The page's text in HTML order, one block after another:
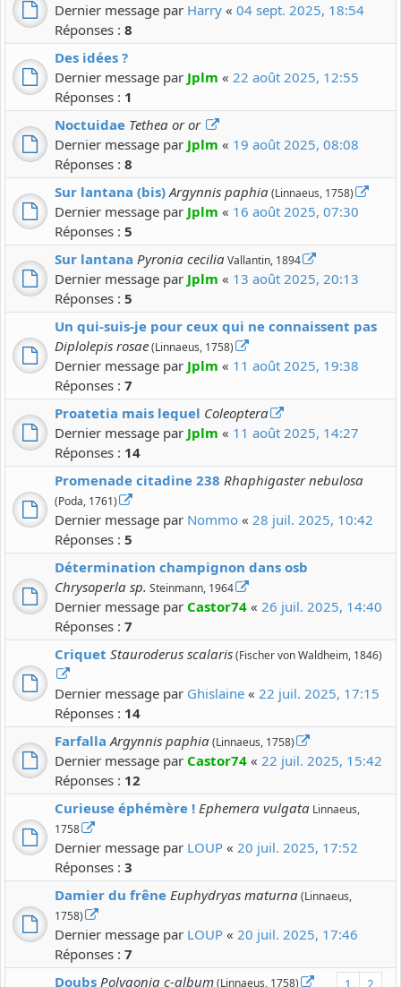
Dernier message par Harry « 04 sept. 2025, 18:54
Réponses : 8
Des idées ?
Dernier message par Jplm « 22 août 2025, 12:55
Réponses : 1
Noctuidae Tethea or or
Dernier message par Jplm « 19 août 2025, 08:08
Réponses : 8
Sur lantana (bis) Argynnis paphia(Linnaeus, 1758)
Dernier message par Jplm « 16 août 2025, 07:30
Réponses : 5
Sur lantana Pyronia ceciliaVallantin, 1894
Dernier message par Jplm « 13 août 2025, 20:13
Réponses : 5
Un qui-suis-je pour ceux qui ne connaissent pas
Diplolepis rosae(Linnaeus, 1758)
Dernier message par Jplm « 11 août 2025, 19:38
Réponses : 7
Proatetia mais lequel Coleoptera
Dernier message par Jplm « 11 août 2025, 14:27
Réponses : 14
Promenade citadine 238 Rhaphigaster nebulosa
(Poda, 1761)
Dernier message par Nommo « 28 juil. 2025, 10:42
Réponses : 5
Détermination champignon dans osb
Chrysoperla sp. Steinmann, 1964
Dernier message par Castor74 « 26 juil. 2025, 14:40
Réponses : 7
Criquet Stauroderus scalaris(Fischer von Waldheim, 1846)
Dernier message par Ghislaine « 22 juil. 2025, 17:15
Réponses : 14
Farfalla Argynnis paphia(Linnaeus, 1758)
Dernier message par Castor74 « 22 juil. 2025, 15:42
Réponses : 12
Curieuse éphémère ! Ephemera vulgata Linnaeus,
1758
Dernier message par LOUP « 20 juil. 2025, 17:52
Réponses : 3
Damier du frêne Euphydryas maturna(Linnaeus,
1758)
Dernier message par LOUP « 20 juil. 2025, 17:46
Réponses : 7
Doubs Polygonia c-album(Linnaeus, 1758)